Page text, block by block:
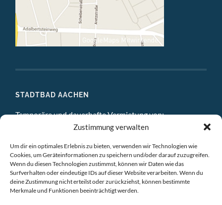
Zustimmung verwalten
Um dir ein optimales Erlebnis zu bieten, verwenden wir Technologien wie
Cookies, um Geräteinformationen zu speichern und/oder darauf zuzugreifen.
Wenn du diesen Technologien zustimmst, können wir Daten wie das
Surfverhalten oder eindeutige IDs auf dieser Website verarbeiten. Wenn du
deine Zustimmung nicht erteilst oder zurückziehst, können bestimmte
Merkmale und Funktionen beeinträchtigt werden.
STADTBAD AACHEN
Temporäre und dauerhafte Vermietung von:
ATELIERS
EINZELBÜROS
GEMEINSCHAFTSBÜROS